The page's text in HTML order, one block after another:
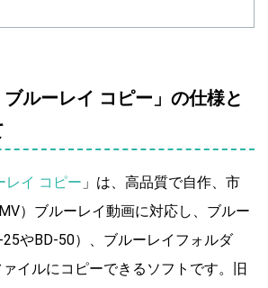
ブルーレイ コピー」の仕様と
レイ コピー 」は、高品質で自作、市
）ブルーレイ動画に対応し、ブルー
やBD-50）、ブルーレイフォルダ
イルにコピーできるソフトです。旧